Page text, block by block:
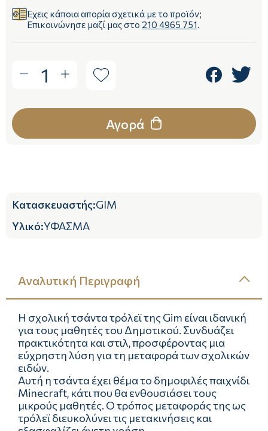
Έχεις κάποια απορία σχετικά με το προϊόν;
Επικοινώνησε μαζί μας στο 210 4965 751.
1
Αγορά
Κατασκευαστής:GIM
Υλικό:ΥΦΑΣΜΑ
Αναλυτική Περιγραφή
Η σχολική τσάντα τρόλεϊ της Gim είναι ιδανική
για τους μαθητές του Δημοτικού. Συνδυάζει
πρακτικότητα και στιλ, προσφέροντας μια
εύχρηστη λύση για τη μεταφορά των σχολικών
ειδών.
Αυτή η τσάντα έχει θέμα το δημοφιλές παιχνίδι
Minecraft, κάτι που θα ενθουσιάσει τους
μικρούς μαθητές. Ο τρόπος μεταφοράς της ως
τρόλεϊ διευκολύνει τις μετακινήσεις και